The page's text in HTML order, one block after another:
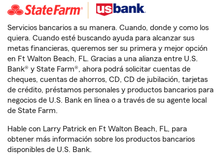
Servicios bancarios a su manera. Cuando, donde y como los
quiera. Cuando esté buscando ayuda para alcanzar sus
metas financieras, queremos ser su primera y mejor opción
en Ft Walton Beach, FL. Gracias a una alianza entre U.S.
Bank® y State Farm®, ahora podrá solicitar cuentas de
cheques, cuentas de ahorros, CD, CD de jubilación, tarjetas
de crédito, préstamos personales y productos bancarios para
negocios de U.S. Bank en línea o a través de su agente local
de State Farm.
Hable con Larry Patrick en Ft Walton Beach, FL, para
obtener más información sobre los productos bancarios
disponibles de U.S. Bank.